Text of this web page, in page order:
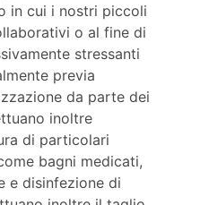
in cui i nostri piccoli
o al fine di
stressanti
previa
da parte dei
inoltre
di particolari
bagni medicati,
e disinfezione di